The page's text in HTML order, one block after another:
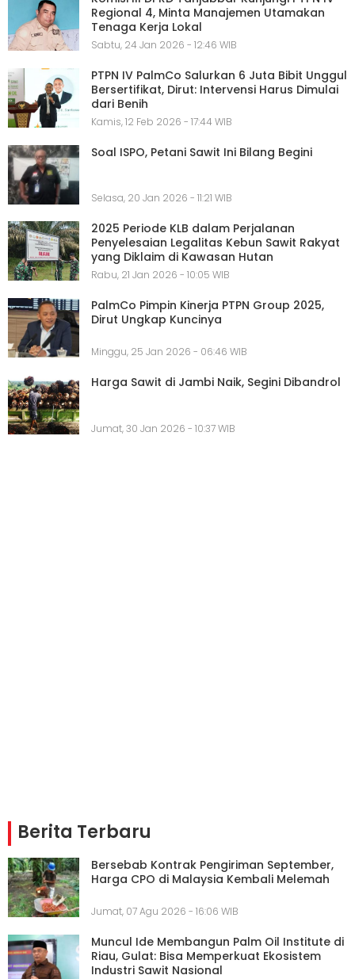
Regional 4, Minta Manajemen Utamakan
Tenaga Kerja Lokal
Sabtu, 24 Jan 2026 - 12:46 WIB
PTPN IV PalmCo Salurkan 6 Juta Bibit Unggul
Bersertifikat, Dirut: Intervensi Harus Dimulai
dari Benih
Kamis, 12 Feb 2026 - 17:44 WIB
Soal ISPO, Petani Sawit Ini Bilang Begini
Selasa, 20 Jan 2026 - 11:21 WIB
2025 Periode KLB dalam Perjalanan
Penyelesaian Legalitas Kebun Sawit Rakyat
yang Diklaim di Kawasan Hutan
Rabu, 21 Jan 2026 - 10:05 WIB
PalmCo Pimpin Kinerja PTPN Group 2025,
Dirut Ungkap Kuncinya
Minggu, 25 Jan 2026 - 06:46 WIB
Harga Sawit di Jambi Naik, Segini Dibandrol
Jumat, 30 Jan 2026 - 10:37 WIB
Berita Terbaru
Bersebab Kontrak Pengiriman September,
Harga CPO di Malaysia Kembali Melemah
Jumat, 07 Agu 2026 - 16:06 WIB
Muncul Ide Membangun Palm Oil Institute di
Riau, Gulat: Bisa Memperkuat Ekosistem
Industri Sawit Nasional